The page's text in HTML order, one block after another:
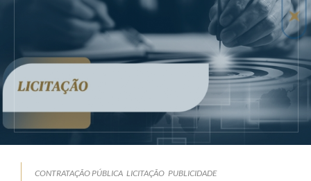
CONTRATAÇÃO PÚBLICA LICITAÇÃO PUBLICIDADE